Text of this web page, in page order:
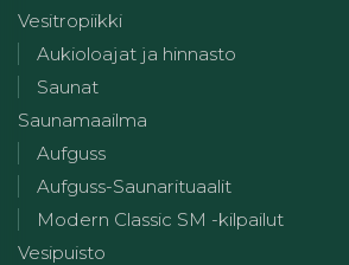
Vesitropiikki
Aukioloajat ja hinnasto
Saunat
Saunamaailma
Aufguss
Aufguss-Saunarituaalit
Modern Classic SM -kilpailut
Vesipuisto